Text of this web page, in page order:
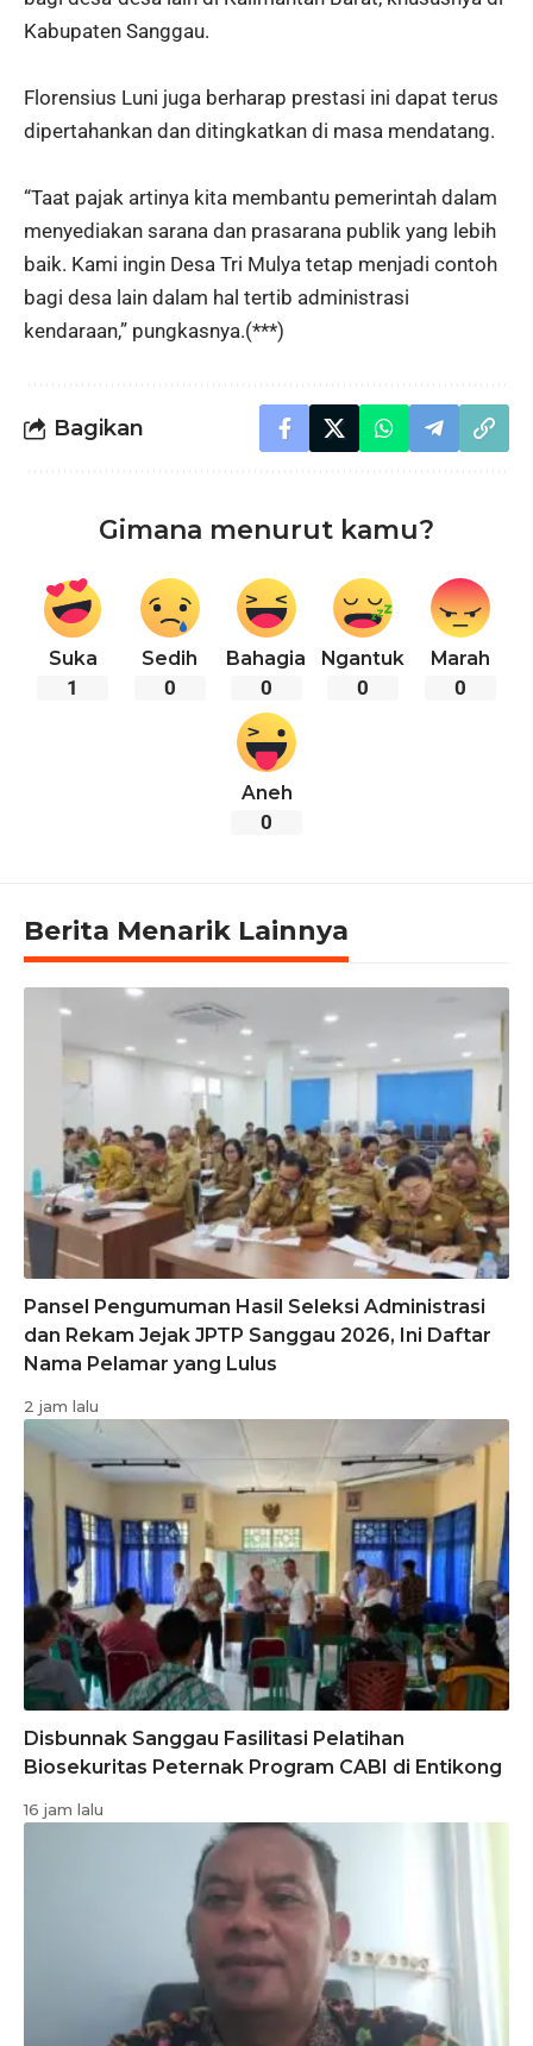
Kabupaten Sanggau.
Florensius Luni juga berharap prestasi ini dapat terus
dipertahankan dan ditingkatkan di masa mendatang.
“Taat pajak artinya kita membantu pemerintah dalam
menyediakan sarana dan prasarana publik yang lebih
baik. Kami ingin Desa Tri Mulya tetap menjadi contoh
bagi desa lain dalam hal tertib administrasi
kendaraan,” pungkasnya.(***)
Bagikan
Gimana menurut kamu?
Suka
1
Sedih
0
Bahagia
0
Ngantuk
0
Marah
0
Aneh
0
Berita Menarik Lainnya
Pansel Pengumuman Hasil Seleksi Administrasi
dan Rekam Jejak JPTP Sanggau 2026, Ini Daftar
Nama Pelamar yang Lulus
2 jam lalu
Disbunnak Sanggau Fasilitasi Pelatihan
Biosekuritas Peternak Program CABI di Entikong
16 jam lalu